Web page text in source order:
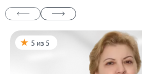
5 из 5